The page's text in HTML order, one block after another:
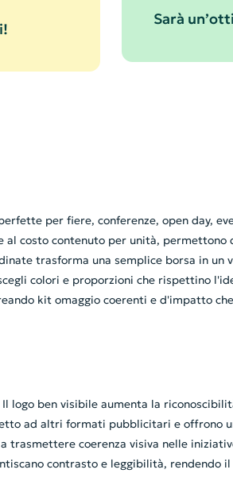
Sarà
per fiere, conferenze, open day,
costo contenuto per unità, permettono
trasforma una semplice borsa in
colori e proporzioni che rispettino
kit omaggio coerenti e d'impatto
logo ben visibile aumenta la
ad altri formati pubblicitari e
coerenza visiva nelle
contrasto e leggibilità, rendendo